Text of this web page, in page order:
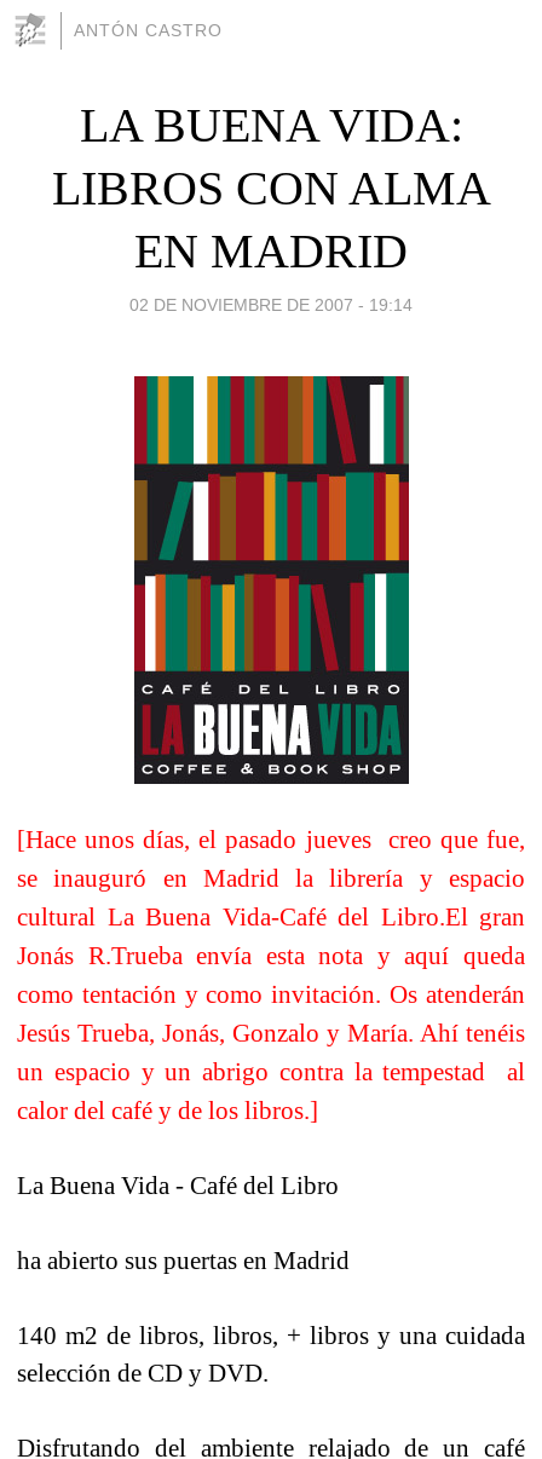
ANTÓN CASTRO
LA BUENA VIDA:
LIBROS CON ALMA
EN MADRID
02 DE NOVIEMBRE DE 2007 - 19:14
[Hace unos días, el pasado jueves
creo que fue,
se inauguró en Madrid la librería y espacio
cultural La Buena Vida-Café del Libro.El gran
Jonás R.Trueba envía esta nota y aquí queda
como tentación y como invitación. Os atenderán
Jesús Trueba, Jonás, Gonzalo y María. Ahí tenéis
un espacio y un abrigo contra la tempestad
al
calor del café y de los libros.]
La Buena Vida - Café del Libro
ha abierto sus puertas en Madrid
140 m2 de libros, libros, + libros y una cuidada
selección de CD y DVD.
Disfrutando del ambiente relajado de un café